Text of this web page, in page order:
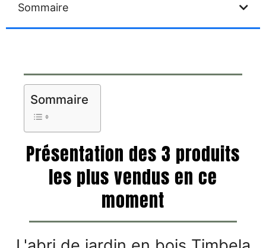
Sommaire
Sommaire
Présentation des 3 produits
les plus vendus en ce
moment